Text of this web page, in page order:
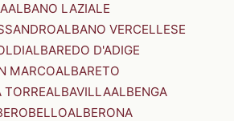
ALBANO LAZIALE
ALBANO VERCELLESE
ALBAREDO D'ADIGE
MARCOALBARETO
ALBAVILLAALBENGA
ALBERONA